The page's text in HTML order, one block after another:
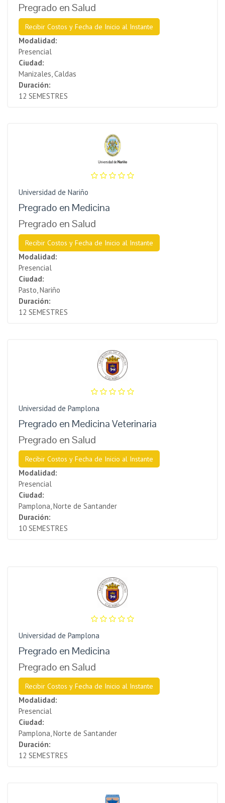
Pregrado en Salud
Recibir Costos y Fecha de Inicio al Instante
Modalidad:
Presencial
Ciudad:
Manizales, Caldas
Duración:
12 SEMESTRES
Universidad de Nariño
Pregrado en Medicina
Pregrado en Salud
Recibir Costos y Fecha de Inicio al Instante
Modalidad:
Presencial
Ciudad:
Pasto, Nariño
Duración:
12 SEMESTRES
Universidad de Pamplona
Pregrado en Medicina Veterinaria
Pregrado en Salud
Recibir Costos y Fecha de Inicio al Instante
Modalidad:
Presencial
Ciudad:
Pamplona, Norte de Santander
Duración:
10 SEMESTRES
Universidad de Pamplona
Pregrado en Medicina
Pregrado en Salud
Recibir Costos y Fecha de Inicio al Instante
Modalidad:
Presencial
Ciudad:
Pamplona, Norte de Santander
Duración:
12 SEMESTRES